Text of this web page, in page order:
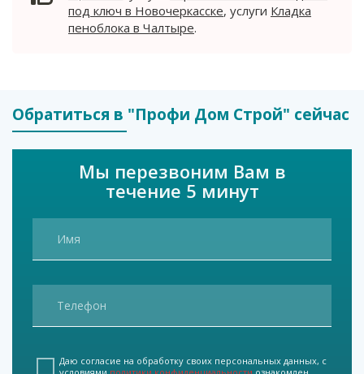
под ключ в Новочеркасске, услуги Кладка
пеноблока в Чалтыре.
Обратиться в "Профи Дом Строй" сейчас
Мы перезвоним Вам в
течение 5 минут
Даю согласие на обработку своих персональных данных, с